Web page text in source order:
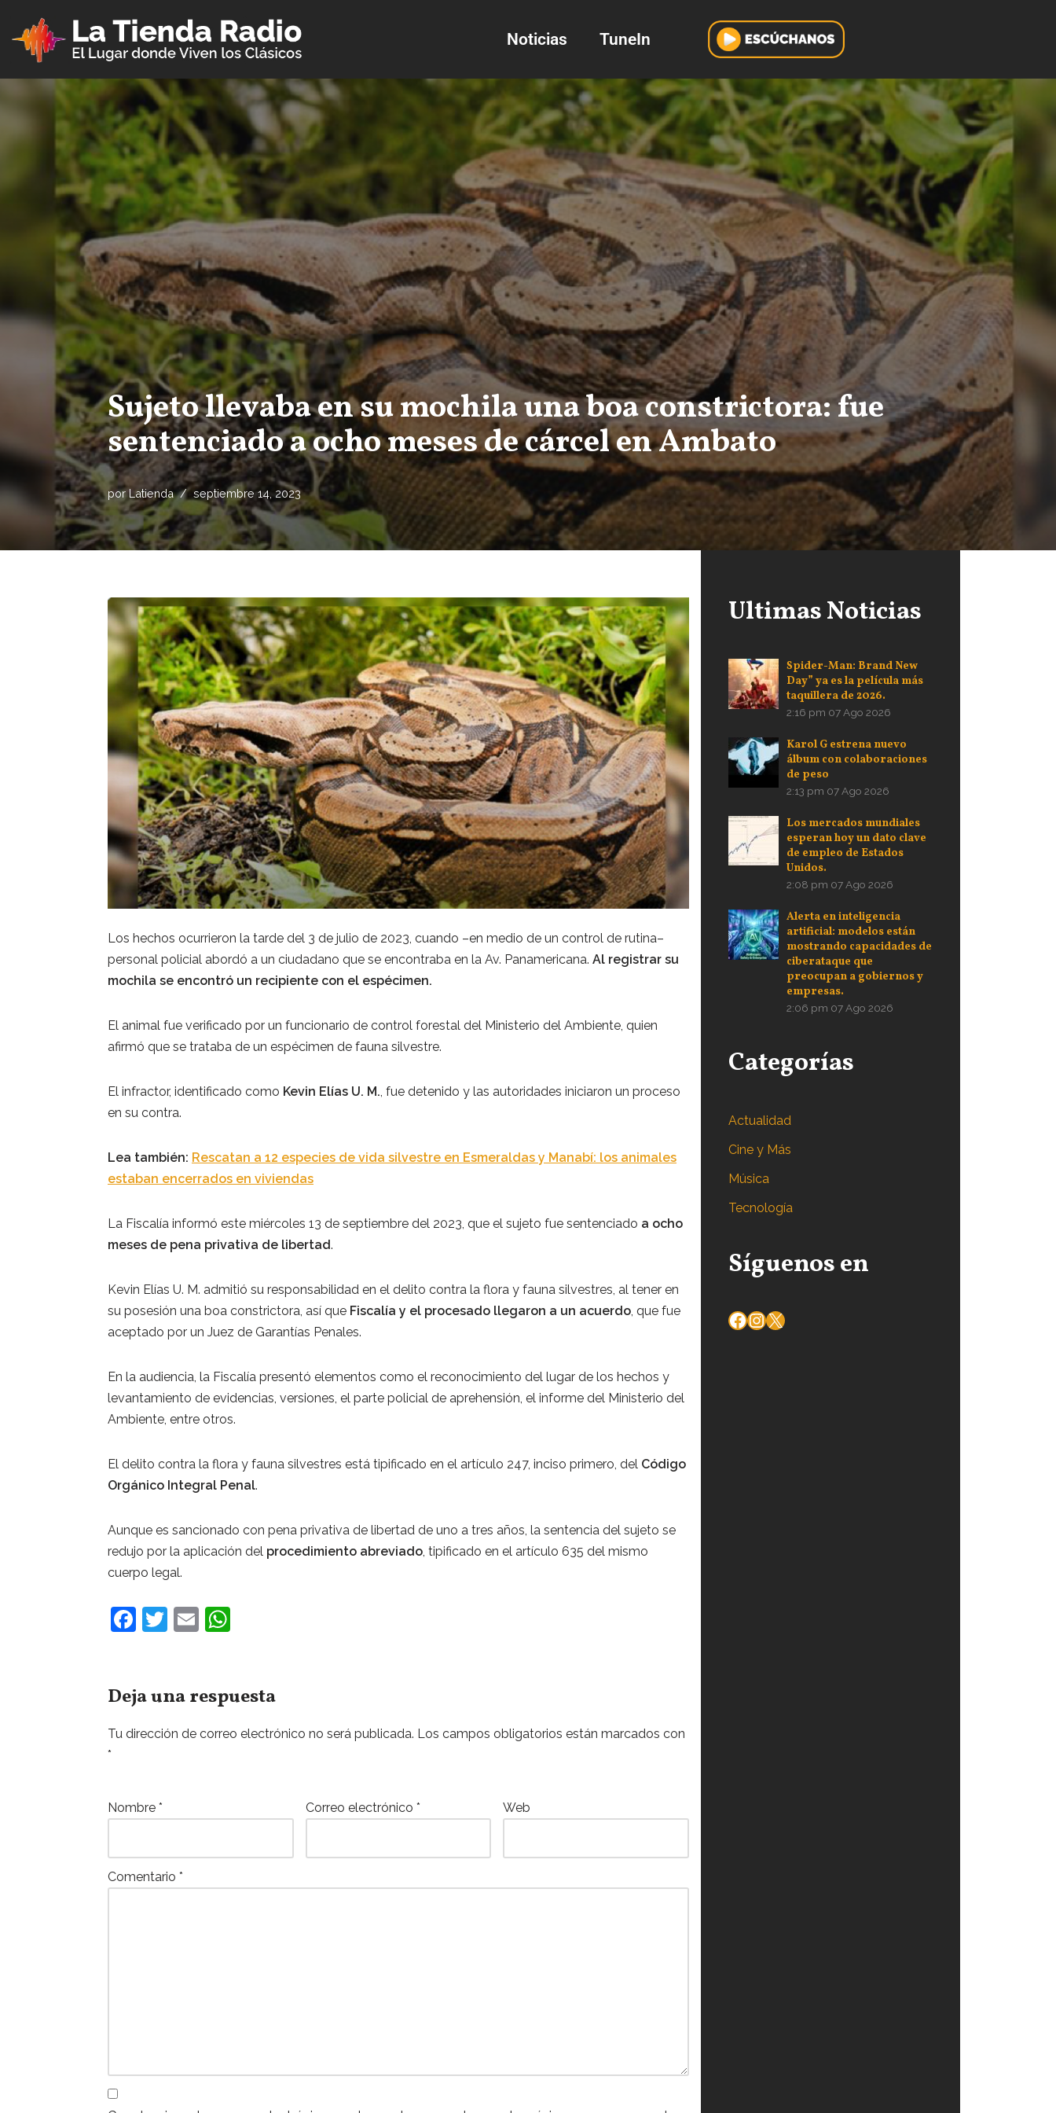
Saltar
Noticias TuneIn
Sujeto llevaba en su mochila una boa constrictora: fue
sentenciado a ocho meses de cárcel en Ambato
por Latienda septiembre 14, 2023
Los hechos ocurrieron la tarde del 3 de julio de 2023, cuando –en medio de un control de rutina–
personal policial abordó a un ciudadano que se encontraba en la Av. Panamericana. Al registrar su
mochila se encontró un recipiente con el espécimen.
El animal fue verificado por un funcionario de control forestal del Ministerio del Ambiente, quien
afirmó que se trataba de un espécimen de fauna silvestre.
El infractor, identificado como Kevin Elías U. M. , fue detenido y las autoridades iniciaron un proceso
en su contra.
Lea también: Rescatan a 12 especies de vida silvestre en Esmeraldas y Manabí: los animales
estaban encerrados en viviendas
La Fiscalía informó este miércoles 13 de septiembre del 2023, que el sujeto fue sentenciado a ocho
meses de pena privativa de libertad.
Kevin Elías U. M. admitió su responsabilidad en el delito contra la flora y fauna silvestres, al tener en
su posesión una boa constrictora, así que Fiscalía y el procesado llegaron a un acuerdo , que fue
aceptado por un Juez de Garantías Penales.
En la audiencia, la Fiscalía presentó elementos como el reconocimiento del lugar de los hechos y
levantamiento de evidencias, versiones, el parte policial de aprehensión, el informe del Ministerio del
Ambiente, entre otros.
El delito contra la flora y fauna silvestres está tipificado en el artículo 247, inciso primero, del Código
Orgánico Integral Penal.
Aunque es sancionado con pena privativa de libertad de uno a tres años, la sentencia del sujeto se
redujo por la aplicación del procedimiento abreviado , tipificado en el artículo 635 del mismo
cuerpo legal.
F
e
o
k
T
er
E
l
s
p
Deja una respuesta
Tu dirección de correo electrónico no será publicada. Los campos obligatorios están marcados con
*
Nombre * Correo electrónico * Web
Comentario *
Ultimas Noticias
Spider-Man: Brand New
Day” ya es la película más
taquillera de 2026.
2:16 pm 07 Ago 2026
Karol G estrena nuevo
álbum con colaboraciones
de peso
2:13 pm 07 Ago 2026
Los mercados mundiales
esperan hoy un dato clave
de empleo de Estados
Unidos.
2:08 pm 07 Ago 2026
Alerta en inteligencia
artificial: modelos están
mostrando capacidades de
ciberataque que
preocupan a gobiernos y
empresas.
2:06 pm 07 Ago 2026
Categorías
Actualidad
Cine y Más
Música
Tecnología
Síguenos en